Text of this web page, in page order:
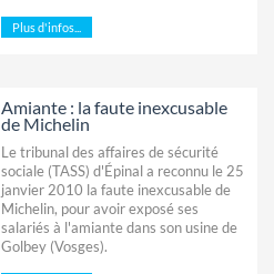
Plus d'infos...
Amiante : la faute inexcusable
de Michelin
Le tribunal des affaires de sécurité
sociale (TASS) d'Épinal a reconnu le 25
janvier 2010 la faute inexcusable de
Michelin, pour avoir exposé ses
salariés à l'amiante dans son usine de
Golbey (Vosges).